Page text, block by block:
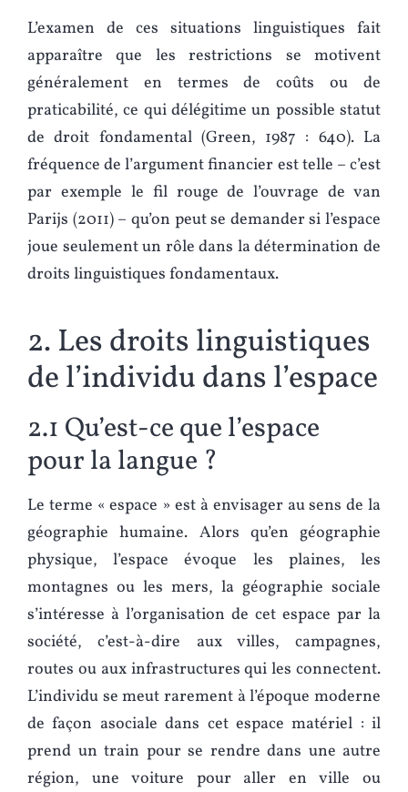
L’examen de ces situations linguistiques fait
apparaître que les restrictions se motivent
généralement en termes de coûts ou de
praticabilité, ce qui délégitime un possible statut
de droit fondamental (Green, 1987 : 640). La
fréquence de l’argument financier est telle – c’est
par exemple le fil rouge de l’ouvrage de van
Parijs (2011) – qu’on peut se demander si l’espace
joue seulement un rôle dans la détermination de
droits linguistiques fondamentaux.
2. Les droits linguistiques
de l’individu dans l’espace
2.1 Qu’est-ce que l’espace
pour la langue ?
Le terme « espace » est à envisager au sens de la
géographie humaine. Alors qu’en géographie
physique, l’espace évoque les plaines, les
montagnes ou les mers, la géographie sociale
s’intéresse à l’organisation de cet espace par la
société, c’est-à-dire aux villes, campagnes,
routes ou aux infrastructures qui les connectent.
L’individu se meut rarement à l’époque moderne
de façon asociale dans cet espace matériel : il
prend un train pour se rendre dans une autre
région, une voiture pour aller en ville ou